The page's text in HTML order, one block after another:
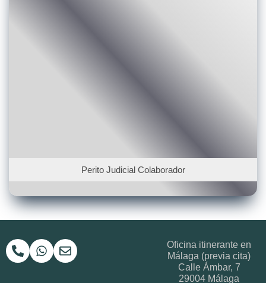
Perito Judicial Colaborador
Oficina itinerante en
Málaga (previa cita)
Calle Ámbar, 7
29004 Málaga